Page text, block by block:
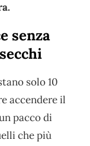
senza
solo 10
accendere il
pacco di
che più